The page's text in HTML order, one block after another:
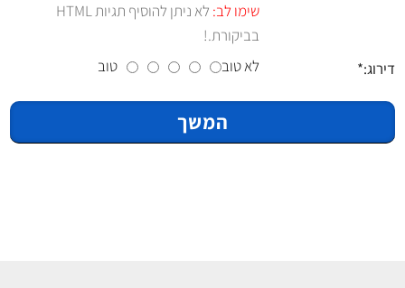
שימו לב:
לא ניתן להוסיף תגיות HTML
בביקורת.!
דירוג:
לא טוב טוב
המשך